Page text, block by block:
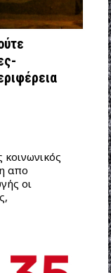
κοινωνικός
απο
οι